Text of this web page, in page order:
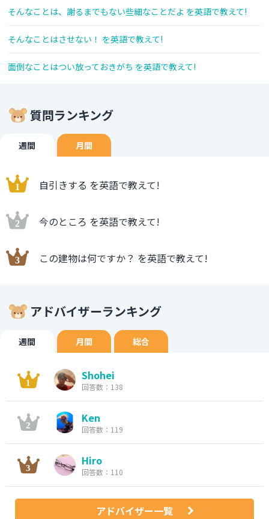
そんなことは、謝るまでもない些細なことだよ を英語で教えて!
そんなことはさせない！ を英語で教えて!
面倒なことはつい放っておきがち を英語で教えて!
質問ランキング
週間 月間
自引きする を英語で教えて!
今のところ を英語で教えて!
この建物は何ですか？ を英語で教えて!
アドバイザーランキング
週間 月間 総合
Shohei
回答数：138
Ken
回答数：119
Hiro
回答数：110
アドバイザー一覧